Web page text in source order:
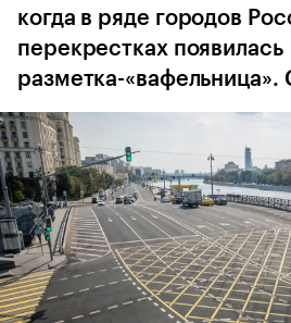
когда в ряде городов
перекрестках появилась
разметка-«вафельница».